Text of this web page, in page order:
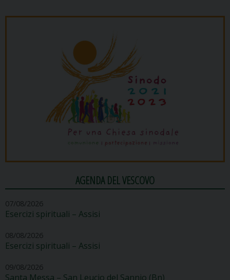
AGENDA DEL VESCOVO
07/08/2026
Esercizi spirituali – Assisi
08/08/2026
Esercizi spirituali – Assisi
09/08/2026
Santa Messa – San Leucio del Sannio (Bn)